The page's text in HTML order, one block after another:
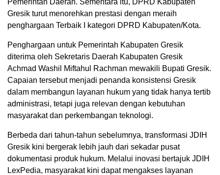
Gresik turut menorehkan prestasi dengan meraih
penghargaan Terbaik I kategori DPRD Kabupaten/Kota.
Penghargaan untuk Pemerintah Kabupaten Gresik
diterima oleh Sekretaris Daerah Kabupaten Gresik
Achmad Washil Miftahul Rachman mewakili Bupati Gresik.
Capaian tersebut menjadi penanda konsistensi Gresik
dalam membangun layanan hukum yang tidak hanya tertib
administrasi, tetapi juga relevan dengan kebutuhan
masyarakat dan perkembangan teknologi.
Berbeda dari tahun-tahun sebelumnya, transformasi JDIH
Gresik kini bergerak lebih jauh dari sekadar pusat
dokumentasi produk hukum. Melalui inovasi bertajuk JDIH
LexPedia, masyarakat kini dapat mengakses layanan